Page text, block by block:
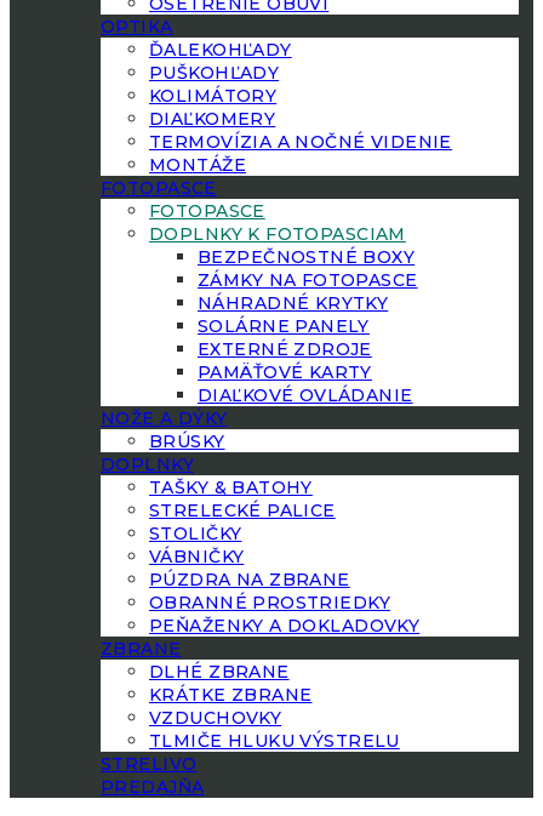
OPTIKA
ĎALEKOHĽADY
PUŠKOHĽADY
KOLIMÁTORY
DIAĽKOMERY
TERMOVÍZIA A NOČNÉ VIDENIE
MONTÁŽE
FOTOPASCE
FOTOPASCE
DOPLNKY K FOTOPASCIAM
BEZPEČNOSTNÉ BOXY
ZÁMKY NA FOTOPASCE
NÁHRADNÉ KRYTKY
SOLÁRNE PANELY
EXTERNÉ ZDROJE
PAMÄŤOVÉ KARTY
DIAĽKOVÉ OVLÁDANIE
NOŽE A DÝKY
BRÚSKY
DOPLNKY
TAŠKY & BATOHY
STRELECKÉ PALICE
STOLIČKY
VÁBNIČKY
PÚZDRA NA ZBRANE
OBRANNÉ PROSTRIEDKY
PEŇAŽENKY A DOKLADOVKY
ZBRANE
DLHÉ ZBRANE
KRÁTKE ZBRANE
VZDUCHOVKY
TLMIČE HLUKU VÝSTRELU
STRELIVO
PREDAJŇA